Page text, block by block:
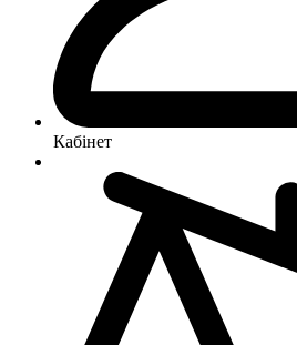
Кабінет